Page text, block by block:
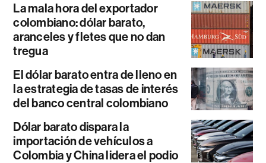
La mala hora del exportador
colombiano: dólar barato,
aranceles y fletes que no dan
tregua
El dólar barato entra de lleno en
la estrategia de tasas de interés
del banco central colombiano
Dólar barato dispara la
importación de vehículos a
Colombia y China lidera el podio